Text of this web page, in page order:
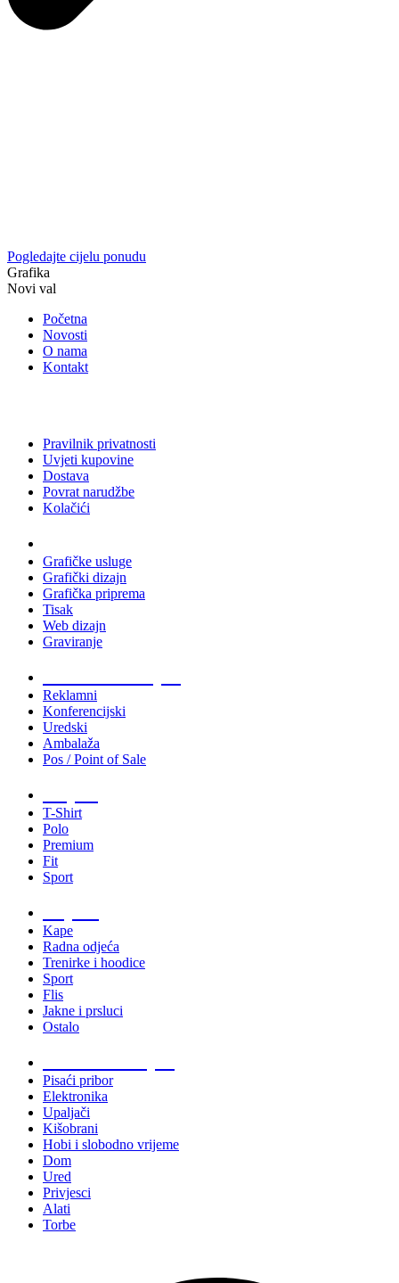
Pogledajte cijelu ponudu
Grafika
Novi val
Početna
Novosti
O nama
Kontakt
Pravilnik privatnosti
Uvjeti kupovine
Dostava
Povrat narudžbe
Kolačići
Grafičke usluge
Grafički dizajn
Grafička priprema
Tisak
Web dizajn
Graviranje
Reklamni
Konferencijski
Uredski
Ambalaža
Pos / Point of Sale
T-Shirt
Polo
Premium
Fit
Sport
Kape
Radna odjeća
Trenirke i hoodice
Sport
Flis
Jakne i prsluci
Ostalo
Pisaći pribor
Elektronika
Upaljači
Kišobrani
Hobi i slobodno vrijeme
Dom
Ured
Privjesci
Alati
Torbe